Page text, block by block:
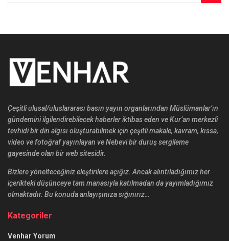
Çeşitli ulusal/uluslararası basın yayın organlarından Müslümanlar’ın
gündemini ilgilendirebilecek haberler iktibas eden ve Kur’an merkezli
tevhidi bir din algısı oluşturabilmek için çeşitli makale, kavram, kıssa,
video ve fotoğraf yayınlayan ve Nebevi bir duruş sergileme
gayesinde olan bir web sitesidir.
Bizlere yönelteceğiniz eleştirilere açığız. Ancak alıntıladığımız her
içerikteki düşünceye tam manasıyla katılmadan da yayımladığımız
olmaktadır. Bu konuda anlayışınıza sığınırız…
Kategoriler
Venhar Yorum